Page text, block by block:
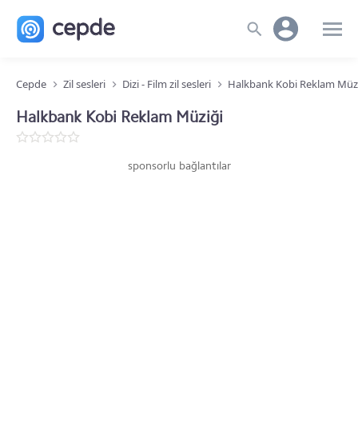
Cepde Zil sesleri Dizi - Film zil sesleri Halkbank Kobi Reklam
Halkbank Kobi Reklam Müziği
sponsorlu bağlantılar